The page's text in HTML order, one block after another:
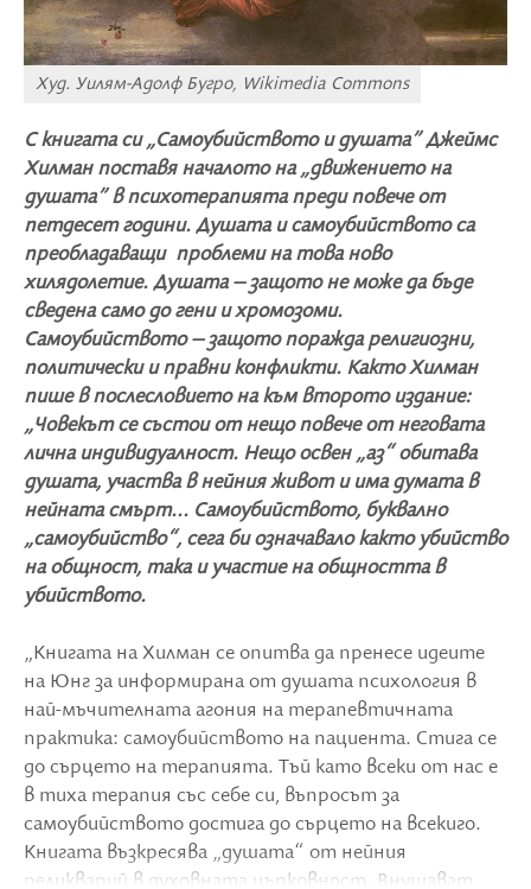
Худ. Уилям-Адолф Бугро, Wikimedia Commons
С книгата си „Самоубийството и душата” Джеймс
Хилман поставя началото на „движението на
душата” в психотерапията преди повече от
петдесет години. Душата и самоубийството са
преобладаващи проблеми на това ново
хилядолетие. Душата – защото не може да бъде
сведена само до гени и хромозоми.
Самоубийството – защото поражда религиозни,
политически и правни конфликти. Както Хилман
пише в послесловието на към второто издание:
„Човекът се състои от нещо повече от неговата
лична индивидуалност. Нещо освен „аз“ обитава
душата, участва в нейния живот и има думата в
нейната смърт... Самоубийството, буквално
„самоубийство“, сега би означавало както убийство
на общност, така и участие на общността в
убийството.
„Книгата на Хилман се опитва да пренесе идеите
на Юнг за информирана от душата психология в
най-мъчителната агония на терапевтичната
практика: самоубийството на пациента. Стига се
до сърцето на терапията. Тъй като всеки от нас е
в тиха терапия със себе си, въпросът за
самоубийството достига до сърцето на всекиго.
Книгата възкресява „душата“ от нейния
реликварий в духовната църковност. Внушават